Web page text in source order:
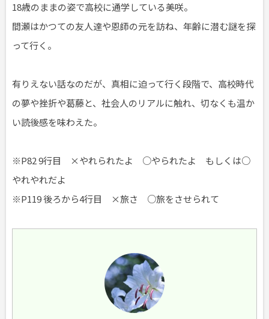
18歳のままの姿で高校に通学している美咲。
間瀬はかつての友人達や恩師の元を訪ね、年齢に潜む謎を探
って行く。
有りえない話なのだが、真相に迫って行く段階で、高校時代
の夢や挫折や葛藤と、社会人のリアルに触れ、切なくも温か
い読後感を味わえた。
※P82 9行目 ×やれられたよ ○やられたよ もしくは○
やれやれだよ
※P119 後ろから4行目 ×旅さ ○旅をさせられて